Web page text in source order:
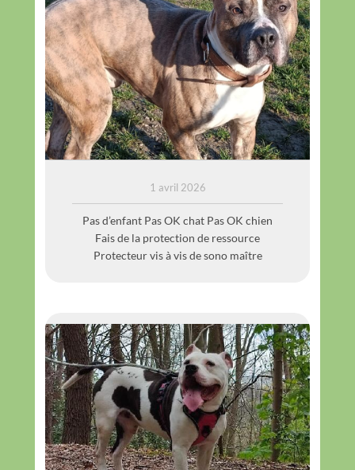
THOR
1 avril 2026
Pas d’enfant Pas OK chat Pas OK chien
Fais de la protection de ressource
Protecteur vis à vis de sono maître